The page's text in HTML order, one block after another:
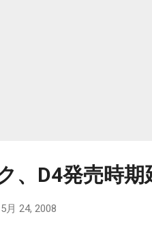
、D4発売時期
5月 24, 2008